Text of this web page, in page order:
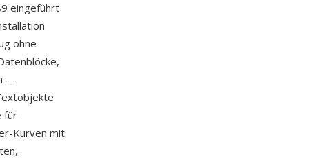
eingeführt
ohne
—
für
Kurven mit